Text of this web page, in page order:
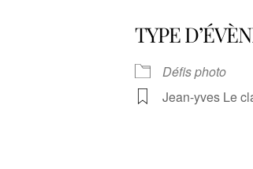
TYPE
Défis photo
Jean-yves Le